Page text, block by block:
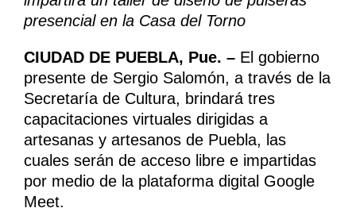
presencial en la Casa del Torno
CIUDAD DE PUEBLA, Pue. – El gobierno
presente de Sergio Salomón, a través de la
Secretaría de Cultura, brindará tres
capacitaciones virtuales dirigidas a
artesanas y artesanos de Puebla, las
cuales serán de acceso libre e impartidas
por medio de la plataforma digital Google
Meet.